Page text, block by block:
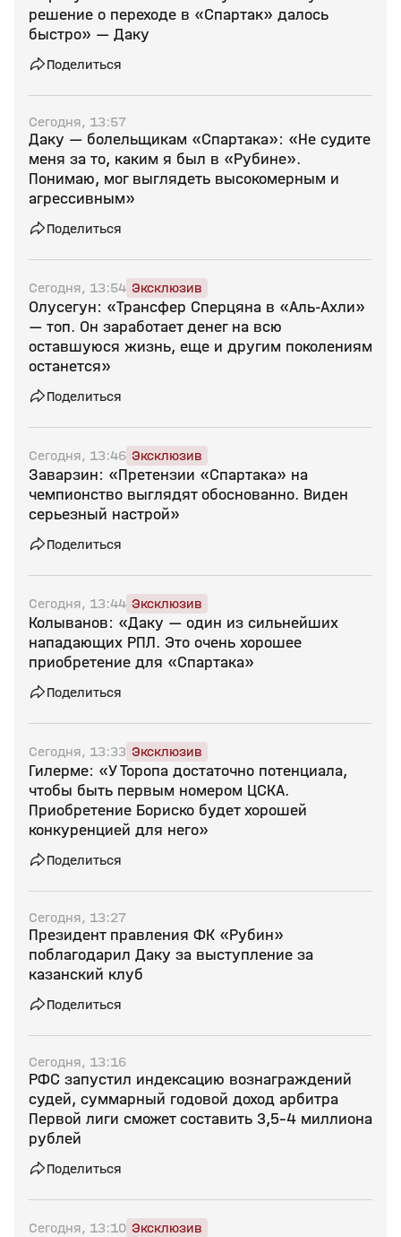
решение о переходе в «Спартак» далось
быстро» — Даку
Поделиться
Сегодня, 13:57
Даку — болельщикам «Спартака»: «Не судите
меня за то, каким я был в «Рубине».
Понимаю, мог выглядеть высокомерным и
агрессивным»
Поделиться
Сегодня, 13:54 Эксклюзив
Олусегун: «Трансфер Сперцяна в «Аль‑Ахли»
— топ. Он заработает денег на всю
оставшуюся жизнь, еще и другим поколениям
останется»
Поделиться
Сегодня, 13:46 Эксклюзив
Заварзин: «Претензии «Спартака» на
чемпионство выглядят обоснованно. Виден
серьезный настрой»
Поделиться
Сегодня, 13:44 Эксклюзив
Колыванов: «Даку — один из сильнейших
нападающих РПЛ. Это очень хорошее
приобретение для «Спартака»
Поделиться
Сегодня, 13:33 Эксклюзив
Гилерме: «У Торопа достаточно потенциала,
чтобы быть первым номером ЦСКА.
Приобретение Бориско будет хорошей
конкуренцией для него»
Поделиться
Сегодня, 13:27
Президент правления ФК «Рубин»
поблагодарил Даку за выступление за
казанский клуб
Поделиться
Сегодня, 13:16
РФС запустил индексацию вознаграждений
судей, суммарный годовой доход арбитра
Первой лиги сможет составить 3,5–4 миллиона
рублей
Поделиться
Сегодня, 13:10 Эксклюзив